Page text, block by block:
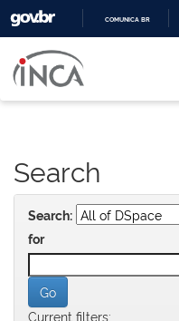
COMUNICA BR
navigation
Search
Search:
for
Current filters: